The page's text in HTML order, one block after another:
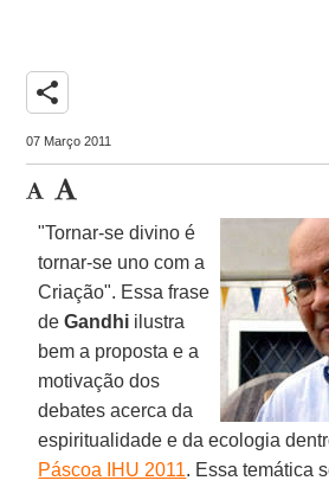
share
07 Março 2011
"Tornar-se divino é
tornar-se uno com a
Criação". Essa frase
deGandhi ilustra
bem a proposta e a
motivação dos
debates acerca da
espiritualidade e da ecologia
Páscoa IHU 2011. Essa temática